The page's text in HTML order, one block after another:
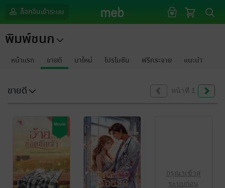
ล็อกอินเข้าระบบ
พิมพ์ชนก
หน้าแรก ขายดี มาใหม่ โปรโมชัน ฟรีกระจาย แนะนำ
ขายดี หน้าที่ 1
กรุณาเข้าสู่
ระบบก่อน